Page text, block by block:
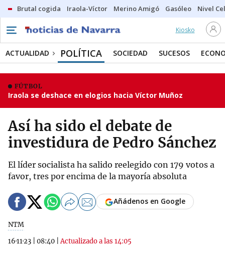
Brutal cogida Iraola-Víctor Merino Amigó Gasóleo Nivel
Kiosko
ACTUALIDAD POLÍTICA SOCIEDAD SUCESOS
FÚTBOL
Iraola se deshace en elogios hacia Víctor Muñoz
Así ha sido el debate de
investidura de Pedro Sánchez
El líder socialista ha salido reelegido con 179 votos a
favor, tres por encima de la mayoría absoluta
NTM
16·11·23
08:40 |Actualizado a las 14:05
Añádenos en Google